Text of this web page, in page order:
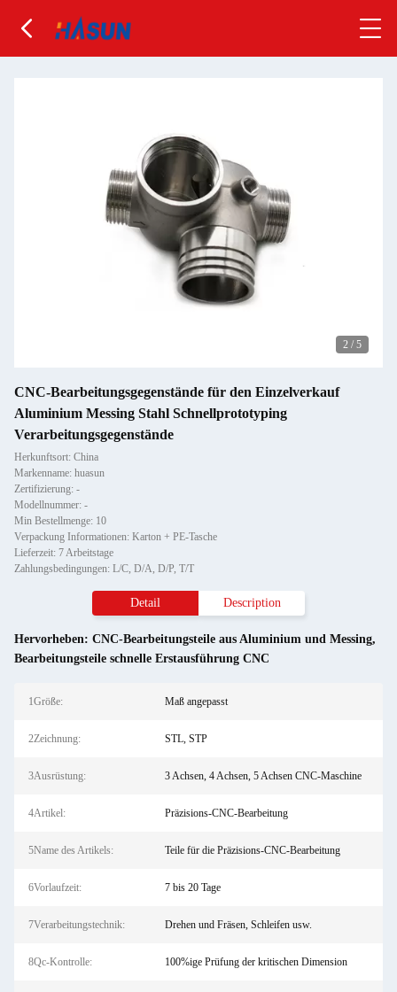
2 / 5
CNC-Bearbeitungsgegenstände für den Einzelverkauf
Aluminium Messing Stahl Schnellprototyping
Verarbeitungsgegenstände
Herkunftsort: China
Markenname: huasun
Zertifizierung: -
Modellnummer: -
Min Bestellmenge: 10
Verpackung Informationen: Karton + PE-Tasche
Lieferzeit: 7 Arbeitstage
Zahlungsbedingungen: L/C, D/A, D/P, T/T
Detail Description
Hervorheben: CNC-Bearbeitungsteile aus Aluminium und Messing,
Bearbeitungsteile schnelle Erstausführung CNC
1Größe: Maß angepasst
2Zeichnung: STL, STP
3Ausrüstung: 3 Achsen, 4 Achsen, 5 Achsen CNC-Maschine
4Artikel: Präzisions-CNC-Bearbeitung
5Name des Artikels: Teile für die Präzisions-CNC-Bearbeitung
6Vorlaufzeit: 7 bis 20 Tage
7Verarbeitungstechnik: Drehen und Fräsen, Schleifen usw.
8Qc-Kontrolle: 100%ige Prüfung der kritischen Dimension